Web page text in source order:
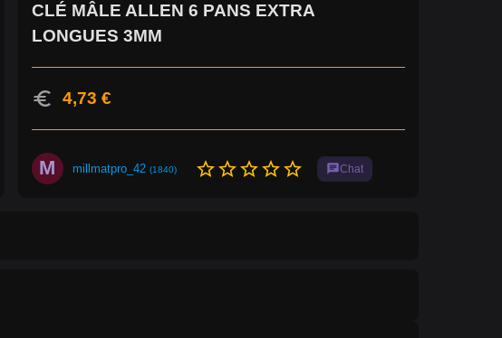
CLÉ MÂLE ALLEN 6 PANS EXTRA
LONGUES 3MM
euro 4,73 €
M millmatpro_42 (1840) star_borderstar_borderstar_borderstar_borderstar_border chatChat